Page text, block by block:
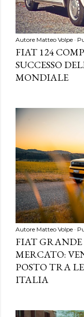
Autore Matteo Volpe
FIAT 124
SUCCESSO
MONDIALE
Autore Matteo Volpe
FIAT
MERCATO:
POSTO TRA
ITALIA